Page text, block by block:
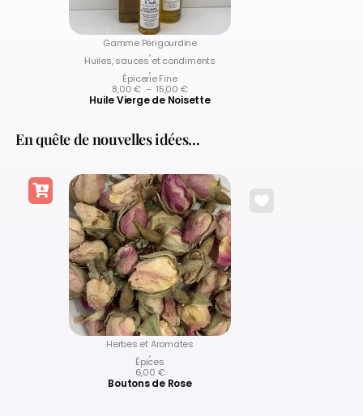
Gamme Périgourdine
,
Huiles, sauces et condiments
,
Épicerie Fine
8,00€ – 15,00 €
Huile Vierge de Noisette
En quête de nouvelles idées...
Herbes et Aromates
,
Épices
6,00 €
Boutons de Rose